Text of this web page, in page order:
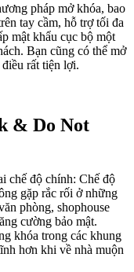
pháp mở khóa, bao
tay cầm, hỗ trợ tối đa
mật khẩu cục bộ một
Bạn cũng có thể mở
rất tiện lợi.
& Do Not
chế độ chính: Chế độ
gặp rắc rối ở những
phòng, shophouse
cường bảo mật.
khóa trong các khung
hơn khi về nhà muộn